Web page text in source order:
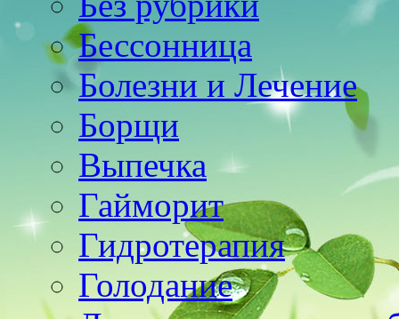
Бессонница
Болезни и Лечение
Борщи
Выпечка
Гайморит
Гидротерапия
Голодание